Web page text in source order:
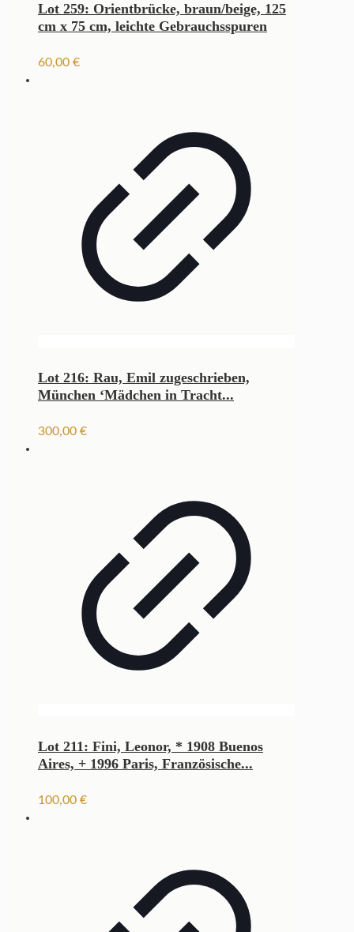
Lot 259: Orientbrücke, braun/beige, 125
cm x 75 cm, leichte Gebrauchsspuren
60,00 €
Lot 216: Rau, Emil zugeschrieben,
München ‘Mädchen in Tracht...
300,00 €
Lot 211: Fini, Leonor, * 1908 Buenos
Aires, + 1996 Paris, Französische...
100,00 €